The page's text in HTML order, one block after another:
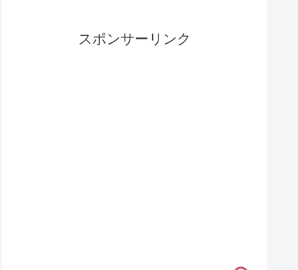
スポンサーリンク